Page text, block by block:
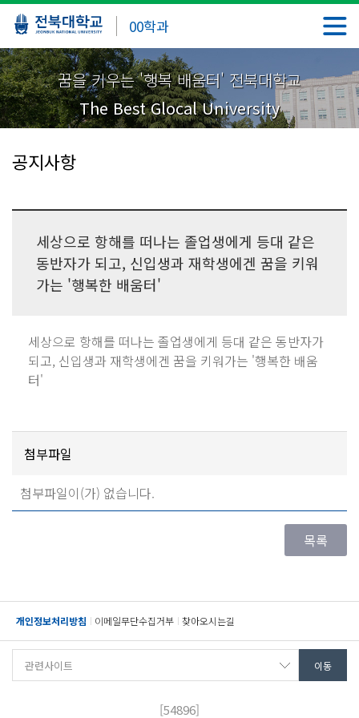
00학과
꿈을 키우는 '행복 배움터' 전북대학교
The Best Glocal University
공지사항
세상으로 항해를 떠나는 졸업생에게 등대 같은
동반자가 되고, 신입생과 재학생에겐 꿈을 키워
가는 '행복한 배움터'
세상으로 항해를 떠나는 졸업생에게 등대 같은 동반자가
되고, 신입생과 재학생에겐 꿈을 키워가는 '행복한 배움
터'
첨부파일
첨부파일이(가) 없습니다.
개인정보처리방침 이메일무단수집거부 찾아오시는길
[54896]